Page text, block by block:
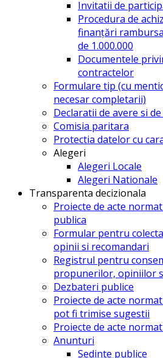
Invitatii de
Procedura de
finanțări
de 1.000.000
Documentele
contractelor
Formulare tip (cu
necesar completarii)
Declaratii de avere si
Comisia paritara
Protectia datelor cu
Alegeri
Alegeri Locale
Alegeri Nationale
Transparenta decizionala
Proiecte de acte
publica
Formular pentru
opinii si recomandari
Registrul pentru
propunerilor, opiniilor
Dezbateri publice
Proiecte de acte
pot fi trimise sugestii
Proiecte de acte
Anunturi
Sedinte publice